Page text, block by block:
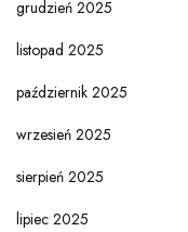
grudzień 2025
listopad 2025
październik 2025
wrzesień 2025
sierpień 2025
lipiec 2025